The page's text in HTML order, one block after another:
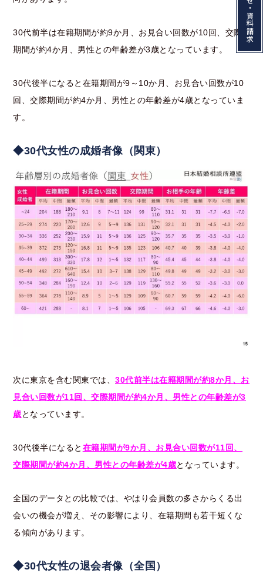
30代前半は在籍期間が約9か月、お見合い回数が10回、交際
期間が約4か月、男性との年齢差が3歳となっています。
30代後半になると在籍期間が9～10か月、お見合い回数が10
回、交際期間が約4か月、男性との年齢差が4歳となっていま
す。
◆30代女性の成婚者像（関東）
次に東京を含む関東では、30代前半は在籍期間が約8か月、お
見合い回数が11回、交際期間が約4か月、男性との年齢差が3
歳となっています。
30代後半になると 在籍期間が9か月、お見合い回数が11回、
交際期間が約4か月、男性との年齢差が4歳となっています。
全国のデータとの比較では、やはり会員数の多さからくる出
会いの機会が増え、その影響により、在籍期間も若干短くな
る傾向があります。
◆30代女性の退会者像（全国）